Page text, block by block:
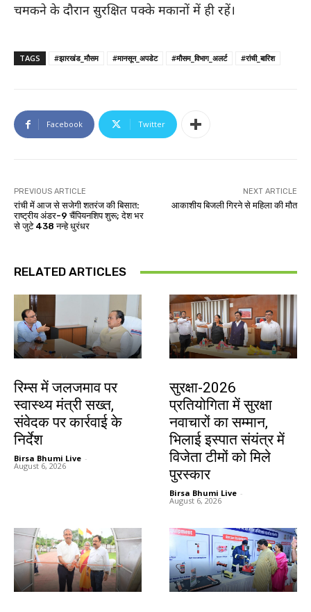
चमकने के दौरान सुरक्षित पक्के मकानों में ही रहें।
TAGS #झारखंड_मौसम #मानसून_अपडेट #मौसम_विभाग_अलर्ट #रांची_बारिश
Facebook Twitter
PREVIOUS ARTICLE
रांची में आज से सजेगी शतरंज की बिसात:
राष्ट्रीय अंडर-9 चैंपियनशिप शुरू; देश भर
से जुटे 438 नन्हे धुरंधर
NEXT ARTICLE
आकाशीय बिजली गिरने से महिला की मौत
RELATED ARTICLES
रिम्स में जलजमाव पर
स्वास्थ्य मंत्री सख्त,
संवेदक पर कार्रवाई के
निर्देश
Birsa Bhumi Live -
August 6, 2026
सुरक्षा-2026
प्रतियोगिता में सुरक्षा
नवाचारों का सम्मान,
भिलाई इस्पात संयंत्र में
विजेता टीमों को मिले
पुरस्कार
Birsa Bhumi Live -
August 6, 2026